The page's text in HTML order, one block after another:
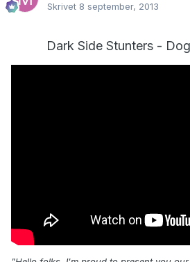
Skrivet 8 september, 2013
Dark Side Stunters -